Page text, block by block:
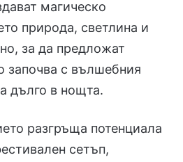
магическо
природа, светлина и
за да предложат
започва с вълшебния
дълго в нощта.
разгръща потенциала
сетъп,